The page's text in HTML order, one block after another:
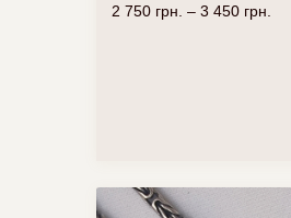
2 750 грн. – 3 450 грн.